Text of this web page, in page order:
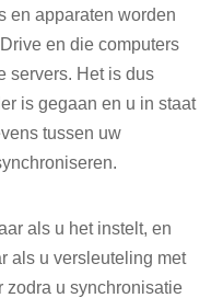
en apparaten worden
en die computers
servers. Het is dus
is gegaan en u in staat
tussen uw
als u het instelt, en
als u versleuteling met
zodra u synchronisatie